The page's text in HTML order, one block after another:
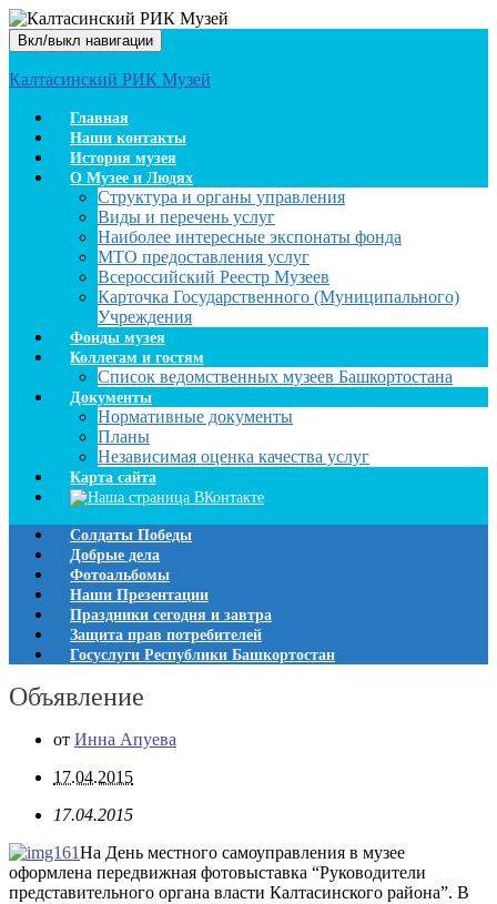
Вкл/выкл навигации
Калтасинский РИК Музей
Главная
Наши контакты
История музея
О Музее и Людях
Структура и органы управления
Виды и перечень услуг
Наиболее интересные экспонаты фонда
МТО предоставления услуг
Всероссийский Реестр Музеев
Карточка Государственного (Муниципального)
Учреждения
Фонды музея
Коллегам и гостям
Список ведомственных музеев Башкортостана
Документы
Нормативные документы
Планы
Независимая оценка качества услуг
Карта сайта
Солдаты Победы
Добрые дела
Фотоальбомы
Наши Презентации
Праздники сегодня и завтра
Защита прав потребителей
Госуслуги Республики Башкортостан
Объявление
от Инна Апуева
17.04.2015
17.04.2015
На День местного самоуправления в музее
оформлена передвижная фотовыставка “Руководители
представительного органа власти Калтасинского района”. В